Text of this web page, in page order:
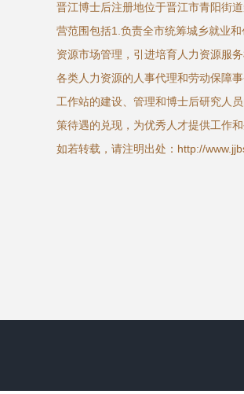
晋江博士后注册地位于晋江市青阳街
营范围包括1.负责全市统筹城乡就业
资源市场管理，引进培育人力资源服
各类人力资源的人事代理和劳动保障
工作站的建设、管理和博士后研究人
策待遇的兑现，为优秀人才提供工作
如若转载，请注明出处：http://